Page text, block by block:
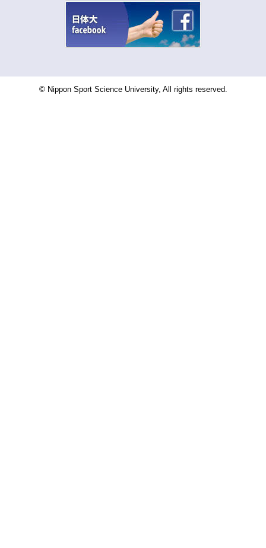
© Nippon Sport Science University, All rights reserved.